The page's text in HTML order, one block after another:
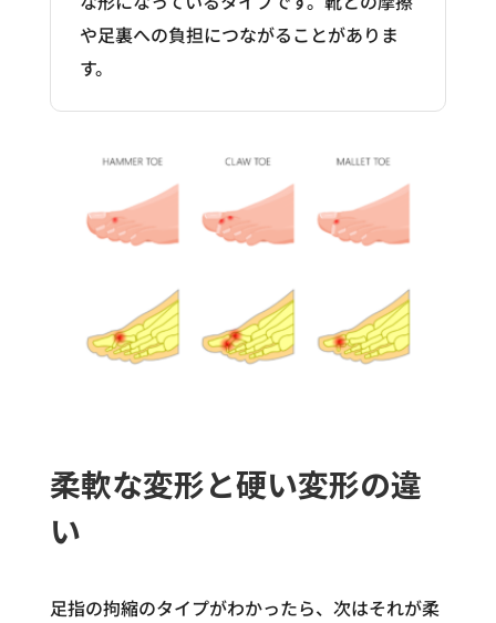
や足裏への負担につながることがありま
す。
柔軟な変形と硬い変形の違
い
足指の拘縮のタイプがわかったら、次はそれが柔